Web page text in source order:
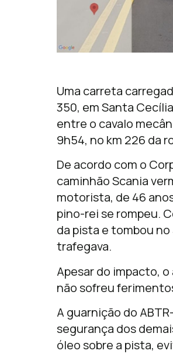
Uma carreta
350, em Santa
entre o cavalo
9h54, no km 226 da
De acordo com o
caminhão Scania
motorista, de 46
pino-rei se rompeu.
da pista e tombou
trafegava.
Apesar do impacto,
não sofreu
A guarnição do
segurança dos
óleo sobre a pista,